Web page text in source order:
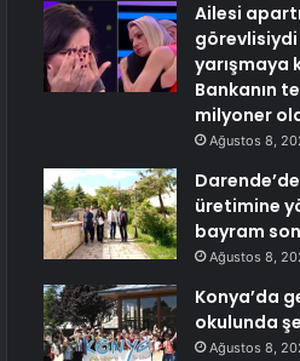
Ailesi
yarışmaya
Bankanın
milyoner
Ağustos 8,
üretimine
bayram
Ağustos 8,
Konya’da
okulunda
Ağustos 8,